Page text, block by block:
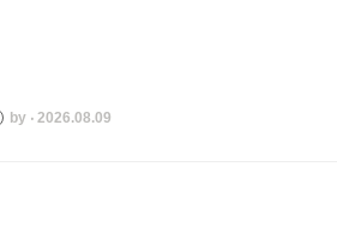
by ‧ 2026.08.09